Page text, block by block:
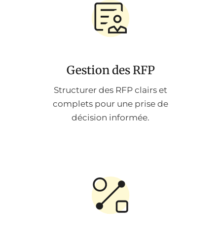
Gestion des RFP
Structurer des RFP clairs et
complets pour une prise de
décision informée.